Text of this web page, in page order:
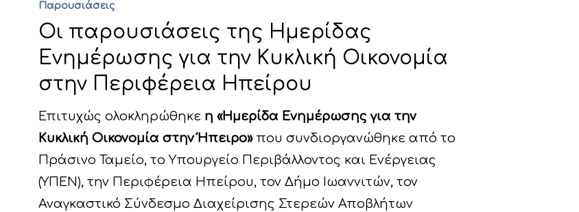
Παρουσιάσεις
Οι παρουσιάσεις της Ημερίδας
Ενημέρωσης για την Κυκλική Οικονομία
στην Περιφέρεια Ηπείρου
Επιτυχώς ολοκληρώθηκε η «Ημερίδα Ενημέρωσης για την
Κυκλική Οικονομία στην Ήπειρο»που συνδιοργανώθηκε από το
Πράσινο Ταμείο, το Υπουργείο Περιβάλλοντος και Ενέργειας
(ΥΠΕΝ), την Περιφέρεια Ηπείρου, τον Δήμο Ιωαννιτών, τον
Αναγκαστικό Σύνδεσμο Διαχείρισης Στερεών Αποβλήτων